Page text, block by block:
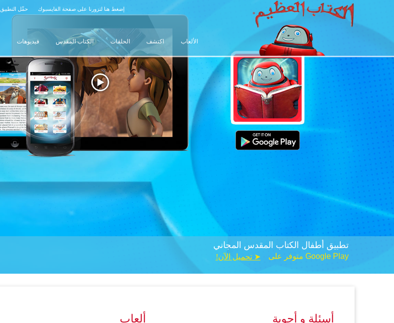
حمِّل التطبيق إضغط هنا لتزورنا على صفحة الفايسبوك
الألعاب اكتشف الحلقات الكتاب المقدس فيديوهات
تطبيق أطفال الكتاب المقدس المجاني
متوفر على Google Play !تحميل الآن ➤
أسئلة و أجوبة ألعاب